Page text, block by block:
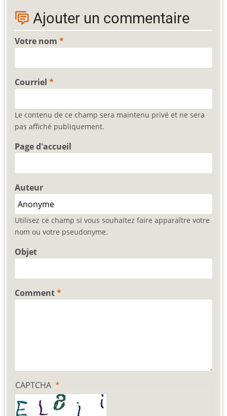
Ajouter un commentaire
Votre nom
Courriel
Le contenu de ce champ sera maintenu privé et ne sera
pas affiché publiquement.
Page d'accueil
Auteur
Utilisez ce champ si vous souhaitez faire apparaître votre
nom ou votre pseudonyme.
Objet
Comment
CAPTCHA